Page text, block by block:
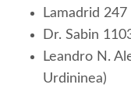
Lamadrid 247
Dr. Sabin
Leandro N.
Urdininea)